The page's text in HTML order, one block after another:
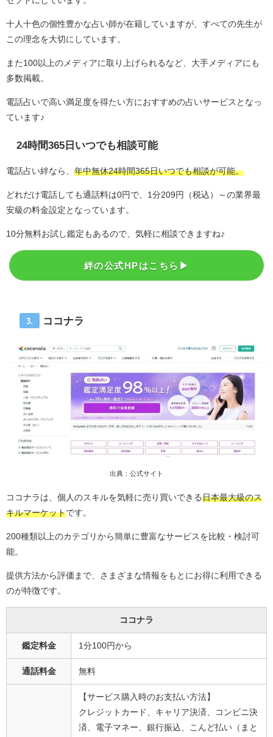
十人十色の個性豊かな占い師が在籍していますが、すべての先生が
この理念を大切にしています。
また100以上のメディアに取り上げられるなど、大手メディアにも
多数掲載。
電話占いで高い満足度を得たい方におすすめの占いサービスとなっ
ています♪
24時間365日いつでも相談可能
電話占い絆なら、 年中無休24時間365日いつでも相談が可能。
どれだけ電話しても通話料は0円で、1分209円（税込）～の業界最
安級の料金設定となっています。
10分無料お試し鑑定もあるので、気軽に相談できますね♪
絆の公式HPはこちら▶︎
3. ココナラ
出典：公式サイト
ココナラは、個人のスキルを気軽に売り買いできる日本最大級のス
キルマーケットです。
200種類以上のカテゴリから簡単に豊富なサービスを比較・検討可
能。
提供方法から評価まで、さまざまな情報をもとにお得に利用できる
のが特徴です。
ココナラ
鑑定料金 1分100円から
通話料金 無料
【サービス購入時のお支払い方法】
クレジットカード、キャリア決済、コンビニ決
済、電子マネー、銀行振込、こんど払い（まと